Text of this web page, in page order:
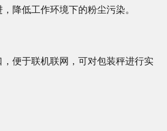
降低工作环境下的粉尘污染。
便于联机联网，可对包装秤进行实